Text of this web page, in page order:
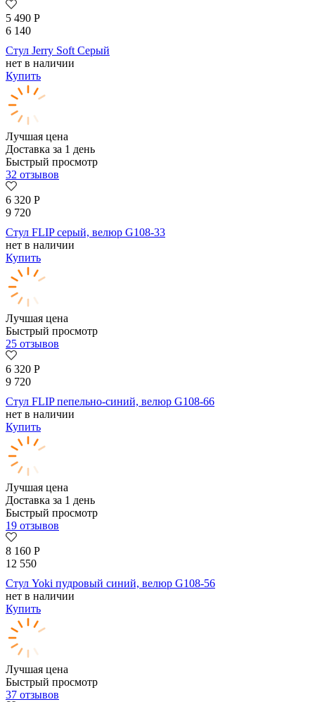
5 490 Р
6 140
Стул Jerry Soft Серый
нет в наличии
Купить
Лучшая цена
Доставка за 1 день
Быстрый просмотр
32 отзывов
6 320 Р
9 720
Стул FLIP серый, велюр G108-33
нет в наличии
Купить
Лучшая цена
Быстрый просмотр
25 отзывов
6 320 Р
9 720
Стул FLIP пепельно-синий, велюр G108-66
нет в наличии
Купить
Лучшая цена
Доставка за 1 день
Быстрый просмотр
19 отзывов
8 160 Р
12 550
Стул Yoki пудровый синий, велюр G108-56
нет в наличии
Купить
Лучшая цена
Быстрый просмотр
37 отзывов